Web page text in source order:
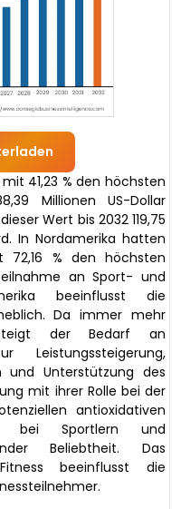
41,23 % den höchsten
Millionen US-Dollar
Wert bis 2032 119,75
In Nordamerika hatten
72,16 % den höchsten
an Sport- und
beeinflusst die
Da immer mehr
der Bedarf an
Leistungssteigerung,
und Unterstützung des
mit ihrer Rolle bei der
antioxidativen
bei Sportlern und
Beliebtheit. Das
beeinflusst die